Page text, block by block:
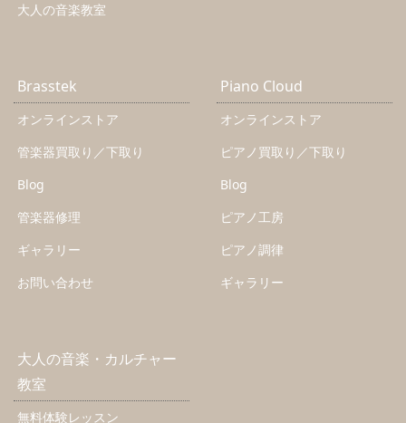
大人の音楽教室
Brasstek
オンラインストア
管楽器買取り／下取り
Blog
管楽器修理
ギャラリー
お問い合わせ
Piano Cloud
オンラインストア
ピアノ買取り／下取り
Blog
ピアノ工房
ピアノ調律
ギャラリー
大人の音楽・カルチャー
教室
無料体験レッスン